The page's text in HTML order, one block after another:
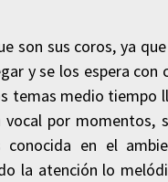
son sus coros, ya
y se los espera con
temas medio tiempo
por momentos,
conocida en el
la atención lo